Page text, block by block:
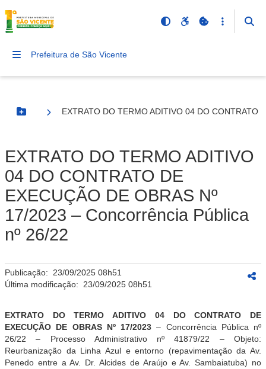
Prefeitura de São Vicente
Botão Menu
EXTRATO DO TERMO ADITIVO 04 DO CONTRATO
EXTRATO DO TERMO ADITIVO
04 DO CONTRATO DE
EXECUÇÃO DE OBRAS Nº
17/2023 – Concorrência Pública
nº 26/22
Publicação: 23/09/2025 08h51
Última modificação: 23/09/2025 08h51
EXTRATO DO TERMO ADITIVO 04 DO CONTRATO DE
EXECUÇÃO DE OBRAS Nº 17/2023 – Concorrência Pública nº
26/22 – Processo Administrativo nº 41879/22 – Objeto:
Reurbanização da Linha Azul e entorno (repavimentação da Av.
Penedo entre a Av. Dr. Alcides de Araújo e Av. Sambaiatuba) no